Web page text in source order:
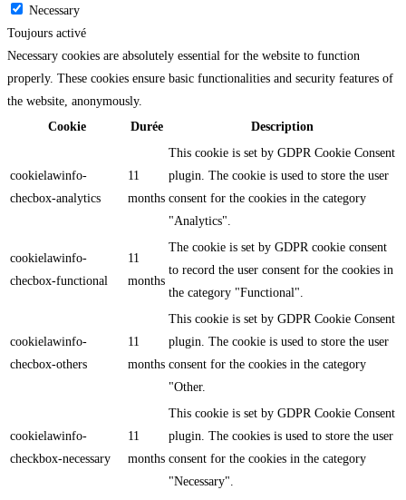
Necessary
Toujours activé
Necessary cookies are absolutely essential for the website to function
properly. These cookies ensure basic functionalities and security features of
the website, anonymously.
Cookie
Durée Description
cookielawinfo-
checbox-analytics
11
months
This cookie is set by GDPR Cookie Consent
plugin. The cookie is used to store the user
consent for the cookies in the category
"Analytics".
cookielawinfo-
checbox-functional
11
months
The cookie is set by GDPR cookie consent
to record the user consent for the cookies in
the category "Functional".
cookielawinfo-
checbox-others
11
months
This cookie is set by GDPR Cookie Consent
plugin. The cookie is used to store the user
consent for the cookies in the category
"Other.
cookielawinfo-
checkbox-necessary
11
months
This cookie is set by GDPR Cookie Consent
plugin. The cookies is used to store the user
consent for the cookies in the category
"Necessary".